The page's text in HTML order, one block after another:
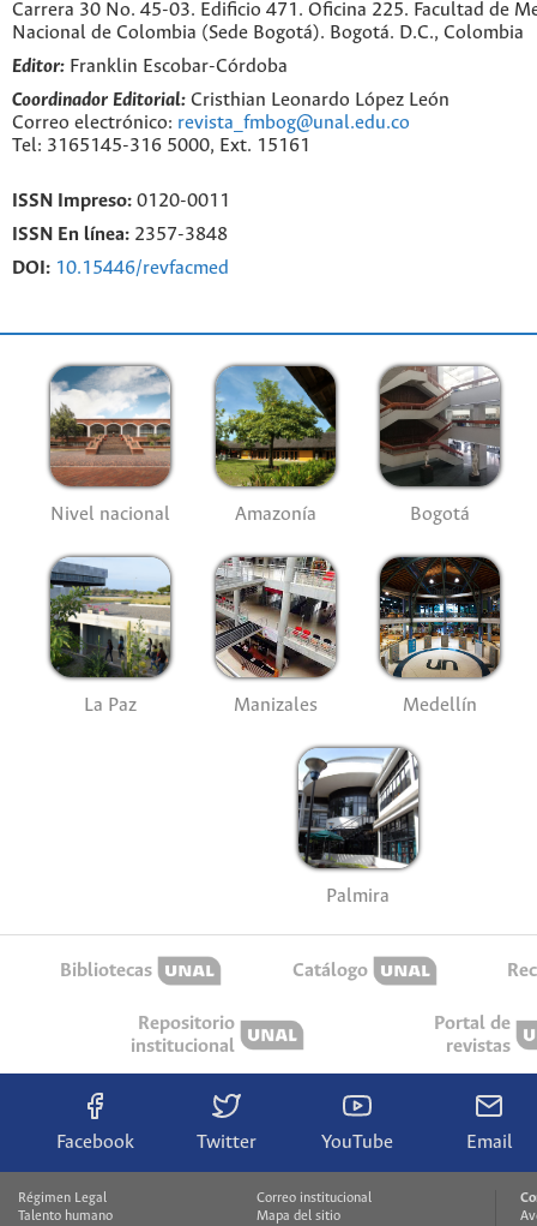
Carrera 30 No. 45-03. Edificio 471. Oficina 225. Facultad de
Nacional de Colombia (Sede Bogotá). Bogotá. D.C., Colombia
Editor: Franklin Escobar-Córdoba
Coordinador Editorial: Cristhian Leonardo López León
Correo electrónico: revista_fmbog@unal.edu.co
Tel: 3165145-316 5000, Ext. 15161
ISSN Impreso: 0120-0011
ISSN En línea: 2357-3848
DOI: 10.15446/revfacmed
Nivel nacional Amazonía Bogotá
La Paz Manizales Medellín
Palmira
Bibliotecas Catálogo
Repositorio
institucional
Portal de
revistas
Facebook Twitter YouTube Email
Régimen Legal
Talento humano
Correo institucional
Mapa del sitio